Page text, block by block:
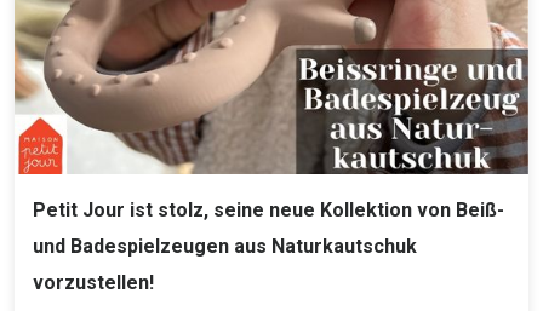
Petit Jour ist stolz, seine neue Kollektion von Beiß-
und Badespielzeugen aus Naturkautschuk
vorzustellen!